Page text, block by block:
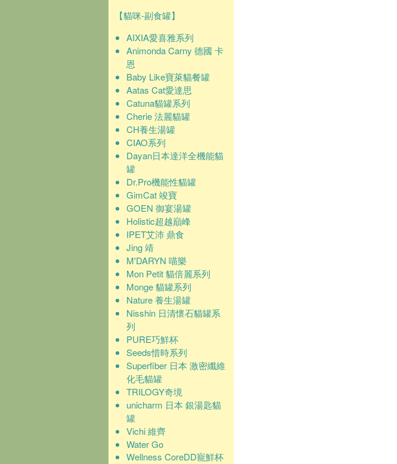
【貓咪-副食罐】
AIXIA愛喜雅系列
Animonda Carny 德國 卡
恩
Baby Like寶萊貓餐罐
Aatas Cat愛達思
Catuna貓罐系列
Cherie 法麗貓罐
CH養生湯罐
CIAO系列
Dayan日本達洋全機能貓
罐
Dr.Pro機能性貓罐
GimCat 竣寶
GOEN 御宴湯罐
Holistic超越巔峰
IPET艾沛 鼎食
Jing 靖
M'DARYN 喵樂
Mon Petit 貓倍麗系列
Monge 貓罐系列
Nature 養生湯罐
Nisshin 日清懷石貓罐系
列
PURE巧鮮杯
Seeds惜時系列
Superfiber 日本 激密纖維
化毛貓罐
TRILOGY奇境
unicharm 日本 銀湯匙貓
罐
Vichi 維齊
Water Go
Wellness CoreDD寵鮮杯